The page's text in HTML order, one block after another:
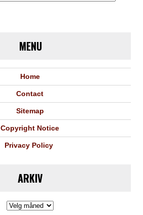
MENU
Home
Contact
Sitemap
Copyright Notice
Privacy Policy
ARKIV
Arkiv